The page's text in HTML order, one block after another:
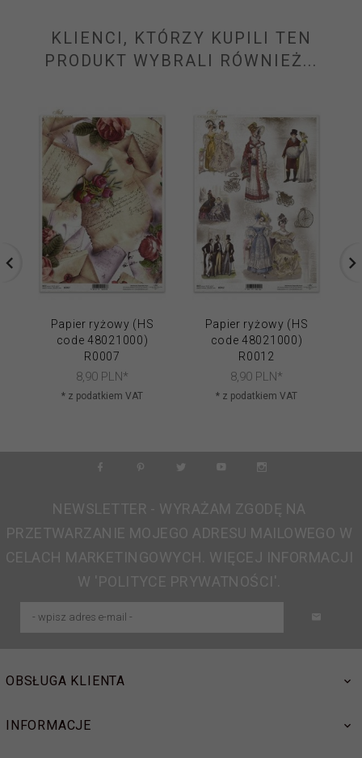
KLIENCI, KTÓRZY KUPILI TEN
PRODUKT WYBRALI RÓWNIEŻ...
Papier ryżowy (HS
code 48021000)
R0007
8,90 PLN*
* z podatkiem VAT
Papier ryżowy (HS
code 48021000)
R0012
8,90 PLN*
* z podatkiem VAT
NEWSLETTER - WYRAŻAM ZGODĘ NA
PRZETWARZANIE MOJEGO ADRESU MAILOWEGO W
CELACH MARKETINGOWYCH. WIĘCEJ INFORMACJI
W 'POLITYCE PRYWATNOŚCI'.
OBSŁUGA KLIENTA
INFORMACJE